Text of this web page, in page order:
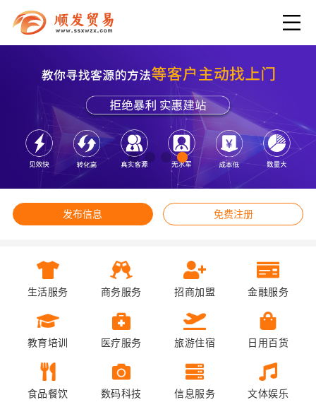
发布信息 免费注册
生活服务 商务服务 招商加盟 金融服务
教育培训 医疗服务 旅游住宿 日用百货
食品餐饮 数码科技 信息服务 文体娱乐